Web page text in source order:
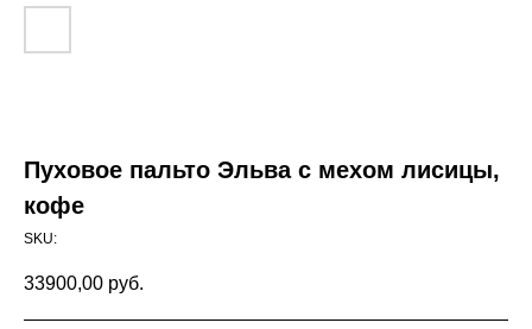
Пуховое пальто Эльва с мехом лисицы,
кофе
SKU:
33900,00 руб.